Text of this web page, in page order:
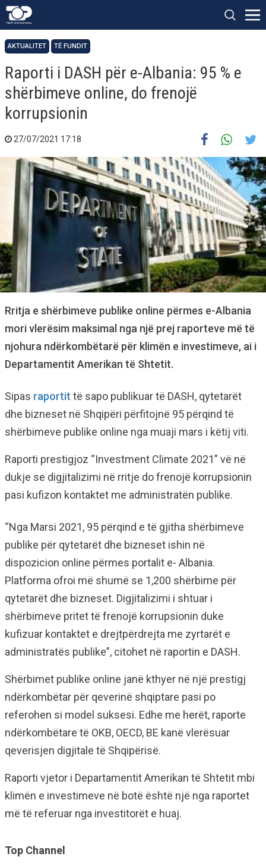
AKTUALITET TË FUNDIT
Raporti i DASH për e-Albania: 95 % e
shërbimeve online, do frenojë
korrupsionin
27/07/2021 17:18
Rritja e shërbimeve publike online përmes e-Albania
mori vlerësim maksimal nga një prej raporteve më të
njohura ndërkombëtarë për klimën e investimeve, ai i
Departamentit Amerikan të Shtetit.
Sipas raportit të sapo publikuar të DASH, qytetarët
dhe bizneset në Shqipëri përfitojnë 95 përqind të
shërbimeve publike online nga muaji mars i këtij viti.
Raporti prestigjoz “Investment Climate 2021” vë në
dukje se digjitalizimi në rritje do frenojë korrupsionin
pasi kufizon kontaktet me administratën publike.
“Nga Marsi 2021, 95 përqind e të gjitha shërbimeve
publike për qytetarët dhe bizneset ishin në
dispozicion online përmes portalit e- Albania.
Platforma ofroi më shumë se 1,200 shërbime për
qytetarët dhe bizneset. Digjitalizimi i shtuar i
shërbimeve pritet të frenojë korrupsionin duke
kufizuar kontaktet e drejtpërdrejta me zyrtarët e
administratës publike”, citohet në raportin e DASH.
Shërbimet publike online janë kthyer në një prestigj
ndërkombëtar për qeverinë shqiptare pasi po
referohen si model suksesi. Edhe me herët, raporte
ndërkombëtare të OKB, OECD, BE kanë vlerësuar
qeverisjen digjitale të Shqipërisë.
Raporti vjetor i Departamentit Amerikan të Shtetit mbi
klimën e investimeve në botë është një nga raportet
më të referuar nga investitorët e huaj.
Top Channel